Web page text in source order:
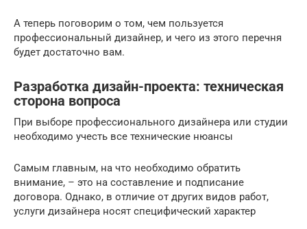
А теперь поговорим о том, чем пользуется
профессиональный дизайнер, и чего из этого перечня
будет достаточно вам.
Разработка дизайн-проекта: техническая
сторона вопроса
При выборе профессионального дизайнера или студии
необходимо учесть все технические нюансы
Самым главным, на что необходимо обратить
внимание, – это на составление и подписание
договора. Однако, в отличие от других видов работ,
услуги дизайнера носят специфический характер